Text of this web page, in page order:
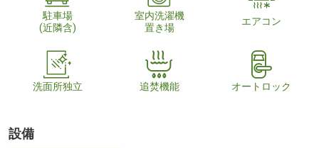
駐車場
(近隣含)
室内洗濯機
置き場
エアコン
洗面所独立 追焚機能 オートロック
設備